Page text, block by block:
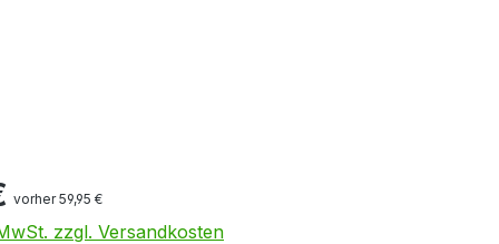
vorher 59,95 €
zzgl. Versandkosten